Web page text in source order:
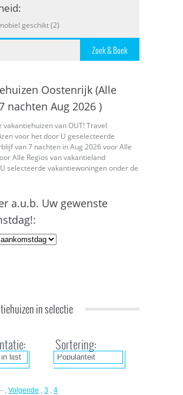
geschikt (2)
Oostenrijk (Alle
nachten Aug 2026 )
vakantiehuizen van OUT! Travel
voor het door U geselecteerde
van 7 nachten in Aug 2026 voor Alle
Alle Regios van vakantieland
selecteerde vakantiewoningen onder de
a.u.b. Uw gewenste
in selectie
Sortering:
, Volgende 3 4